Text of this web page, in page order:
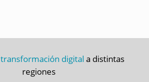
transformación digital a distintas
regiones